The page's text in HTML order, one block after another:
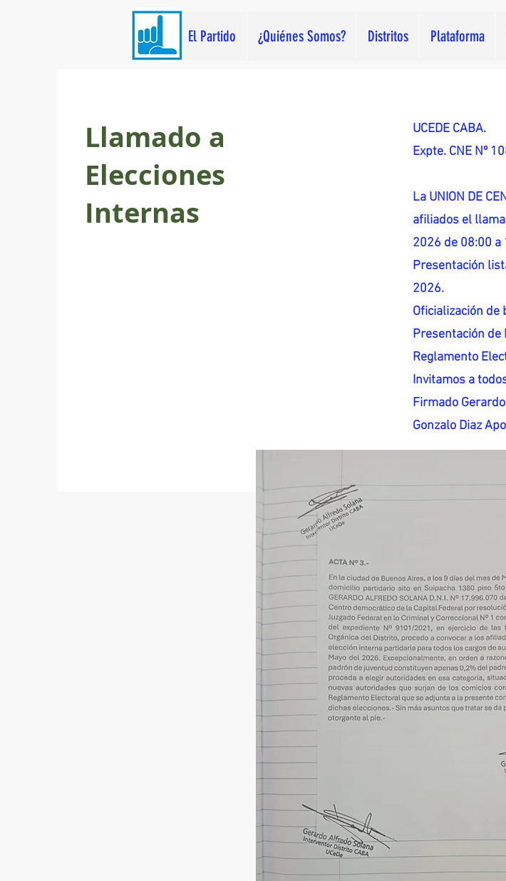
El Partido ¿Quiénes Somos? Distritos Plataforma
Llamado a
Elecciones
Internas
UCEDE CABA.
Expte. CNE Nº
La UNION DE
afiliados el
2026 de 08:00 a
Presentación
2026.
Oficialización
Presentación
Reglamento
Invitamos a
Firmado
Gonzalo Diaz